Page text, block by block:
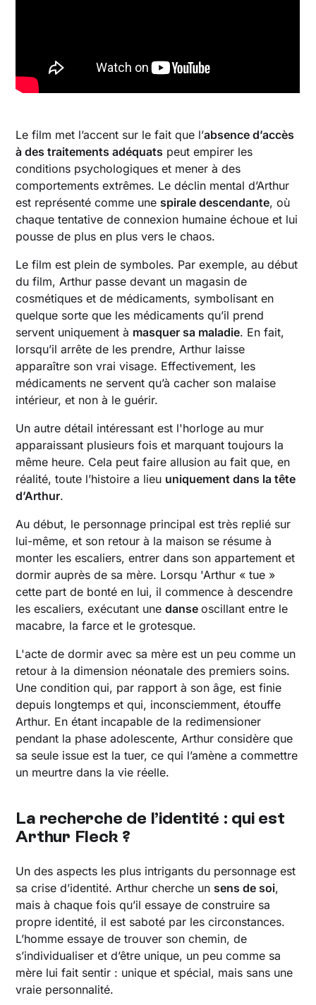
Le film met l’accent sur le fait que l’absence d’accès
à des traitements adéquats peut empirer les
conditions psychologiques et mener à des
comportements extrêmes. Le déclin mental d’Arthur
est représenté comme une spirale descendante, où
chaque tentative de connexion humaine échoue et lui
pousse de plus en plus vers le chaos.
Le film est plein de symboles. Par exemple, au début
du film, Arthur passe devant un magasin de
cosmétiques et de médicaments, symbolisant en
quelque sorte que les médicaments qu’il prend
servent uniquement à masquer sa maladie. En fait,
lorsqu’il arrête de les prendre, Arthur laisse
apparaître son vrai visage. Effectivement, les
médicaments ne servent qu’à cacher son malaise
intérieur, et non à le guérir.
Un autre détail intéressant est l'horloge au mur
apparaissant plusieurs fois et marquant toujours la
même heure. Cela peut faire allusion au fait que, en
réalité, toute l’histoire a lieu uniquement dans la tête
d’Arthur.
Au début, le personnage principal est très replié sur
lui-même, et son retour à la maison se résume à
monter les escaliers, entrer dans son appartement et
dormir auprès de sa mère. Lorsqu 'Arthur « tue »
cette part de bonté en lui, il commence à descendre
les escaliers, exécutant unedanseoscillant entre le
macabre, la farce et le grotesque.
L'acte de dormir avec sa mère est un peu comme un
retour à la dimension néonatale des premiers soins.
Une condition qui, par rapport à son âge, est finie
depuis longtemps et qui, inconsciemment, étouffe
Arthur. En étant incapable de la redimensioner
pendant la phase adolescente, Arthur considère que
sa seule issue est la tuer, ce qui l’amène a commettre
un meurtre dans la vie réelle.
La recherche de l’identité : qui est
Arthur Fleck ?
Un des aspects les plus intrigants du personnage est
sa crise d’identité. Arthur cherche un sens de soi,
mais à chaque fois qu’il essaye de construire sa
propre identité, il est saboté par les circonstances.
L’homme essaye de trouver son chemin, de
s’individualiser et d’être unique, un peu comme sa
mère lui fait sentir : unique et spécial, mais sans une
vraie personnalité.